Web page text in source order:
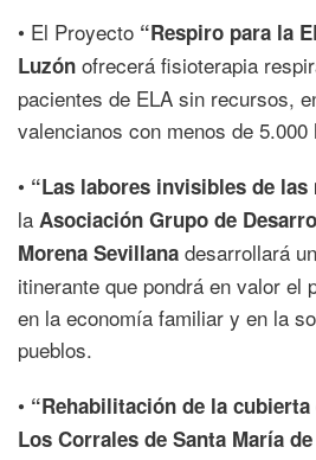
• El Proyecto “Respiro para la
Luzón ofrecerá fisioterapia
pacientes de ELA sin recursos,
valencianos con menos de 5.000
• “Las labores invisibles de
la Asociación Grupo de
Morena Sevillana desarrollará
itinerante que pondrá en valor el
en la economía familiar y en la
pueblos.
• “Rehabilitación de la
Los Corrales de Santa María